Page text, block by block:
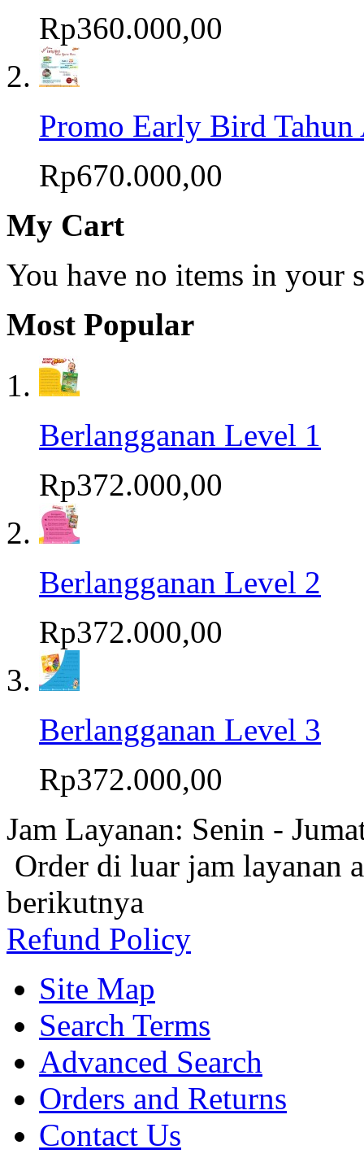
Rp360.000,00
Promo Early Bird
Rp670.000,00
My Cart
You have no items in your
Most Popular
Berlangganan Level 1
Rp372.000,00
Berlangganan Level 2
Rp372.000,00
Berlangganan Level 3
Rp372.000,00
Jam Layanan: Senin -
Order di luar jam layanan
berikutnya
Refund Policy
Site Map
Search Terms
Advanced Search
Orders and Returns
Contact Us